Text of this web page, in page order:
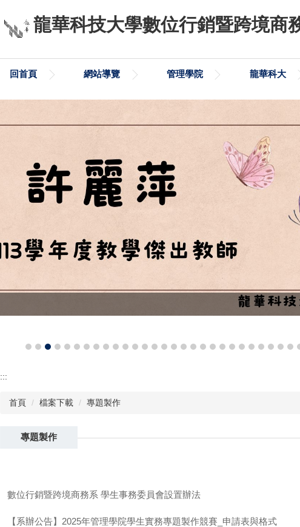
龍華科技大學數位行銷暨跨境商
回首頁 網站導覽 管理學院 龍華科大
:::
首頁 檔案下載 專題製作
專題製作
數位行銷暨跨境商務系 學生事務委員會設置辦法
【系辦公告】2025年管理學院學生實務專題製作競賽_申請表與格式